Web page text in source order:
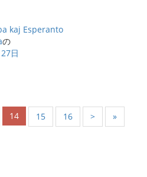
kaj Esperanto
の
日
14 15 16 > »